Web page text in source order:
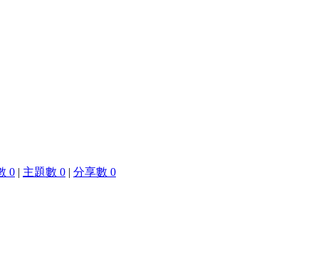
0 | 主題數 0 | 分享數 0